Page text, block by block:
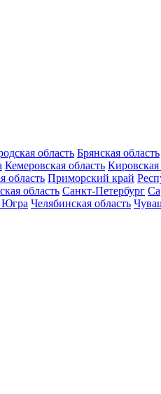
область Брянская область
Кемеровская область Кировская
область Приморский край
область Санкт-Петербург
Югра Челябинская область